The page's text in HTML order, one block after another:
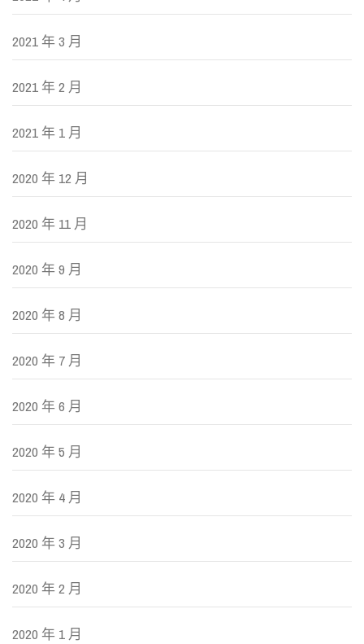
2021 年 3 月
2021 年 2 月
2021 年 1 月
2020 年 12 月
2020 年 11 月
2020 年 9 月
2020 年 8 月
2020 年 7 月
2020 年 6 月
2020 年 5 月
2020 年 4 月
2020 年 3 月
2020 年 2 月
2020 年 1 月